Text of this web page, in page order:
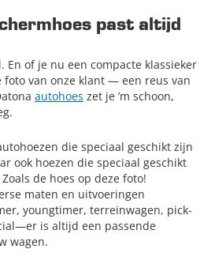
past altijd
of je nu een compacte klassieker
van onze klant — een reus van
autohoes zet je ’m schoon,
die speciaal geschikt zijn
ook hoezen die speciaal geschikt
de hoes op deze foto!
maten en uitvoeringen
youngtimer, terreinwagen, pick-
is altijd een passende
wagen.